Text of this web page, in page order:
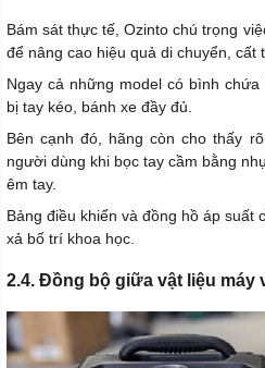
Bám sát thực tế, Ozinto chú trọng
để nâng cao hiệu quả di chuyển, cất
Ngay cả những model có bình
bị tay kéo, bánh xe đầy đủ.
Bên cạnh đó, hãng còn cho thấy
người dùng khi bọc tay cầm bằng
êm tay.
Bảng điều khiển và đồng hồ áp suất
xả bố trí khoa học.
2.4. Đồng bộ giữa vật liệu máy